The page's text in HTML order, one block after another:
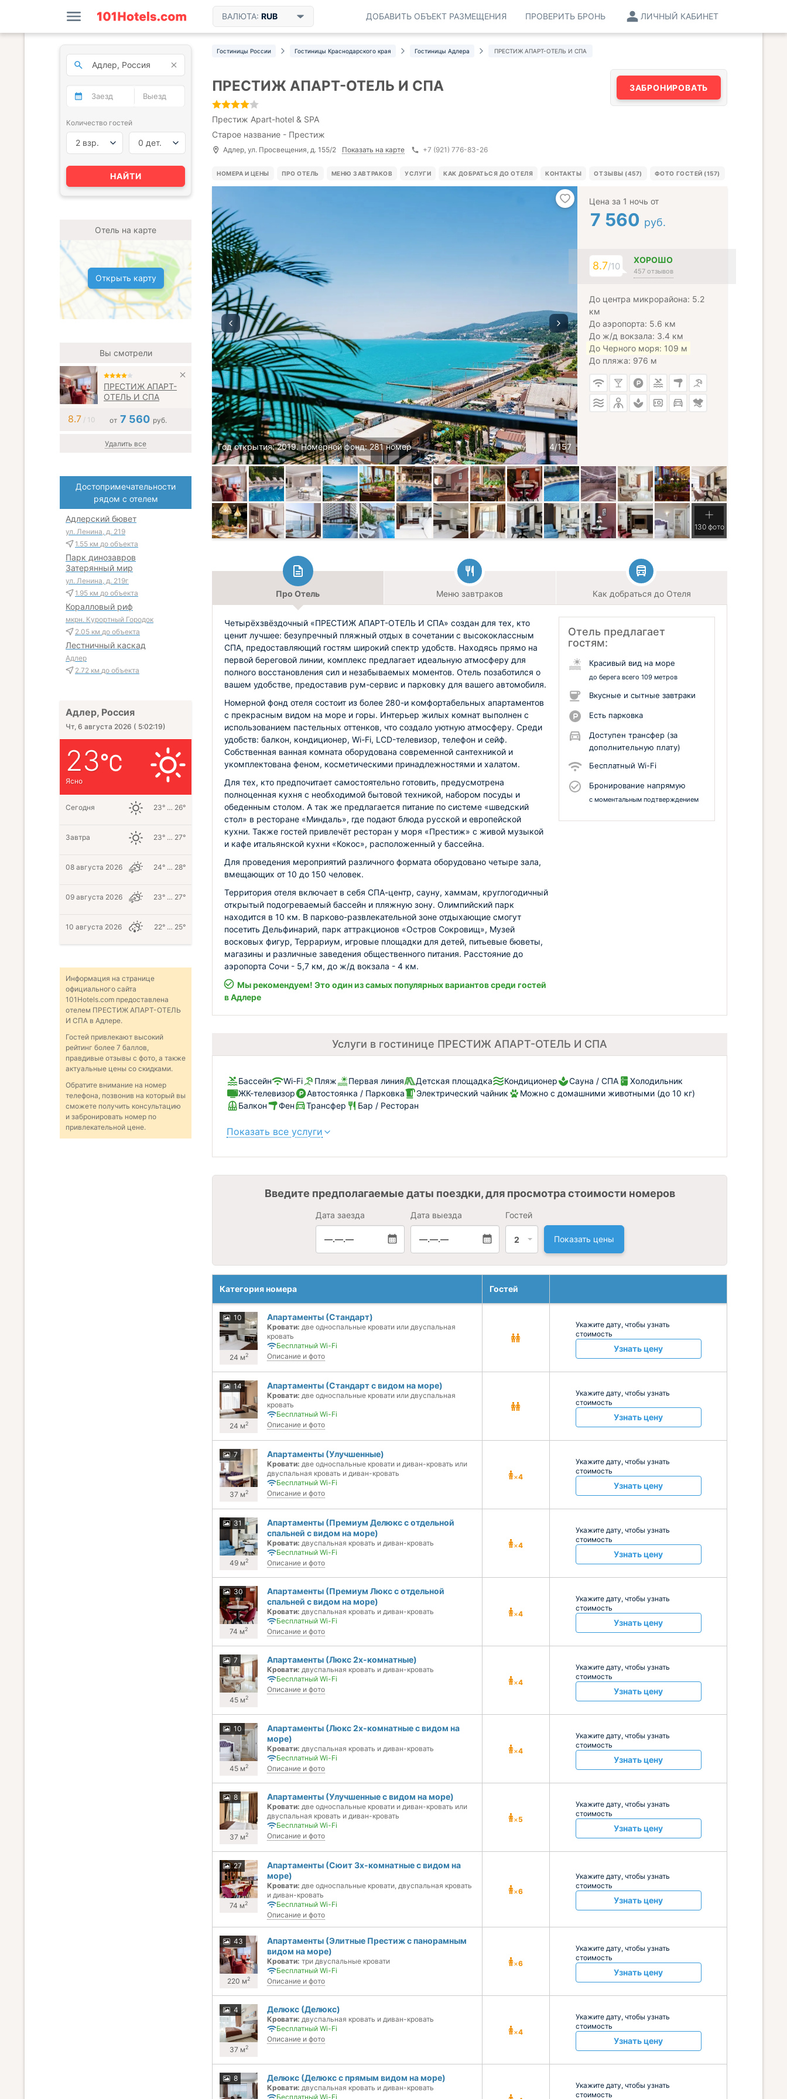
ВАЛЮТА: RUB ЛИЧНЫЙ КАБИНЕТ
ПРОВЕРИТЬ БРОНЬ
ДОБАВИТЬ ОБЪЕКТ РАЗМЕЩЕНИЯ
Гостиницы России Гостиницы Краснодарского края Гостиницы Адлера ПРЕСТИЖ АПАРТ-ОТЕЛЬ И СПА
ПРЕСТИЖ АПАРТ-ОТЕЛЬ И СПА
Престиж Apart-hotel & SPA
Старое название - Престиж
Адлер, ул. Просвещения, д. 155/2 Показать на карте +7 (921) 776-83-26
ЗАБРОНИРОВАТЬ
НОМЕРА И ЦЕНЫ ПРО ОТЕЛЬ МЕНЮ ЗАВТРАКОВ УСЛУГИ КАК ДОБРАТЬСЯ ДО ОТЕЛЯ КОНТАКТЫ ОТЗЫВЫ (457) ФОТО ГОСТЕЙ (157)
Год открытия: 2019. Номерной фонд: 281 номер
Цена за 1 ночь от
7 560 руб.
8.7/10
ХОРОШО
457 отзывов
До центра микрорайона: 5.2
км
До аэропорта: 5.6 км
До ж/д вокзала: 3.4 км
До Черного моря: 109 м
До пляжа: 976 м
130 фото
Про Отель Меню завтраков Как добраться до Отеля
Отель предлагает
гостям:
Красивый вид на море
до берега всего 109 метров
Вкусные и сытные завтраки
Есть парковка
Доступен трансфер (за
дополнительную плату)
Бесплатный Wi-Fi
Бронирование напрямую
с моментальным подтверждением
Четырёхзвёздочный «ПРЕСТИЖ АПАРТ-ОТЕЛЬ И СПА» создан для тех, кто
ценит лучшее: безупречный пляжный отдых в сочетании с высококлассным
СПА, предоставляющий гостям широкий спектр удобств. Находясь прямо на
первой береговой линии, комплекс предлагает идеальную атмосферу для
полного восстановления сил и незабываемых моментов. Отель позаботился о
вашем удобстве, предоставив рум-сервис и парковку для вашего автомобиля.
Номерной фонд отеля состоит из более 280-и комфортабельных апартаментов
с прекрасным видом на море и горы. Интерьер жилых комнат выполнен с
использованием пастельных оттенков, что создало уютную атмосферу. Среди
удобств: балкон, кондиционер, Wi-Fi, LCD-телевизор, телефон и сейф.
Собственная ванная комната оборудована современной сантехникой и
укомплектована феном, косметическими принадлежностями и халатом.
Для тех, кто предпочитает самостоятельно готовить, предусмотрена
полноценная кухня с необходимой бытовой техникой, набором посуды и
обеденным столом. А так же предлагается питание по системе «шведский
стол» в ресторане «Миндаль», где подают блюда русской и европейской
кухни. Также гостей привлечёт ресторан у моря «Престиж» с живой музыкой
и кафе итальянской кухни «Кокос», расположенный у бассейна.
Для проведения мероприятий различного формата оборудовано четыре зала,
вмещающих от 10 до 150 человек.
Территория отеля включает в себя СПА-центр, сауну, хаммам, круглогодичный
открытый подогреваемый бассейн и пляжную зону. Олимпийский парк
находится в 10 км. В парково-развлекательной зоне отдыхающие смогут
посетить Дельфинарий, парк аттракционов «Остров Сокровищ», Музей
восковых фигур, Террариум, игровые площадки для детей, питьевые бюветы,
магазины и различные заведения общественного питания. Расстояние до
аэропорта Сочи - 5,7 км, до ж/д вокзала - 4 км.
Мы рекомендуем! Это один из самых популярных вариантов среди гостей
в Адлере
Услуги в гостинице ПРЕСТИЖ АПАРТ-ОТЕЛЬ И СПА
Бассейн Wi-Fi Пляж Первая линия Детская площадка Кондиционер Сауна / СПА
Холодильник
ЖК-телевизор
Автостоянка / Парковка Электрический чайник
Можно с домашними животными (до 10 кг)
Балкон
Фен Трансфер Бар / Ресторан
Показать все услуги
Введите предполагаемые даты поездки, для просмотра стоимости номеров
Дата заезда
—.—.—
Дата выезда
—.—.—
Гостей
2 Показать цены
Категория номера Гостей
10
24 м2
Апартаменты (Стандарт)
Кровати: две односпальные кровати или двуспальная
кровать
Бесплатный Wi-Fi
Описание и фото
Укажите дату, чтобы узнать
стоимость
Узнать цену
14
24 м2
Апартаменты (Стандарт с видом на море)
Кровати: две односпальные кровати или двуспальная
кровать
Бесплатный Wi-Fi
Описание и фото
Укажите дату, чтобы узнать
стоимость
Узнать цену
7
37 м2
Апартаменты (Улучшенные)
Кровати: две односпальные кровати и диван-кровать или
двуспальная кровать и диван-кровать
Бесплатный Wi-Fi
Описание и фото
×4
Укажите дату, чтобы узнать
стоимость
Узнать цену
31
49 м2
Апартаменты (Премиум Делюкс с отдельной
спальней с видом на море)
Кровати: двуспальная кровать и диван-кровать
Бесплатный Wi-Fi
Описание и фото
×4
Укажите дату, чтобы узнать
стоимость
Узнать цену
30
74 м2
Апартаменты (Премиум Люкс с отдельной
спальней с видом на море)
Кровати: двуспальная кровать и диван-кровать
Бесплатный Wi-Fi
Описание и фото
×4
Укажите дату, чтобы узнать
стоимость
Узнать цену
7
45 м2
Апартаменты (Люкс 2х-комнатные)
Кровати: двуспальная кровать и диван-кровать
Бесплатный Wi-Fi
Описание и фото
×4
Укажите дату, чтобы узнать
стоимость
Узнать цену
10
45 м2
Апартаменты (Люкс 2х-комнатные с видом на
море)
Кровати: двуспальная кровать и диван-кровать
Бесплатный Wi-Fi
Описание и фото
×4
Укажите дату, чтобы узнать
стоимость
Узнать цену
8
37 м2
Апартаменты (Улучшенные с видом на море)
Кровати: две односпальные кровати и диван-кровать или
двуспальная кровать и диван-кровать
Бесплатный Wi-Fi
Описание и фото
×5
Укажите дату, чтобы узнать
стоимость
Узнать цену
27
74 м2
Апартаменты (Сюит 3х-комнатные с видом на
море)
Кровати: две односпальные кровати, двуспальная кровать
и диван-кровать
Бесплатный Wi-Fi
Описание и фото
×6
Укажите дату, чтобы узнать
стоимость
Узнать цену
43
220 м2
Апартаменты (Элитные Престиж с панорамным
видом на море)
Кровати: три двуспальные кровати
Бесплатный Wi-Fi
Описание и фото
×6
Укажите дату, чтобы узнать
стоимость
Узнать цену
4
37 м2
Делюкс (Делюкс)
Кровати: двуспальная кровать и диван-кровать
Бесплатный Wi-Fi
Описание и фото
×4
Укажите дату, чтобы узнать
стоимость
Узнать цену
8 Делюкс (Делюкс с прямым видом на море)
Кровати: двуспальная кровать и диван-кровать
Бесплатный Wi-Fi
Укажите дату, чтобы узнать
стоимость
Количество гостей
2 взр. 0 дет.
НАЙТИ
Отель на карте
Открыть карту
Вы смотрели
ПРЕСТИЖ АПАРТ-
ОТЕЛЬ И СПА
8.7 / 10 от 7 560 руб.
Удалить все
Достопримечательности
рядом с отелем
Адлерский бювет
ул. Ленина, д. 219
1.55 км до объекта
Парк динозавров
Затерянный мир
ул. Ленина, д. 219г
1.95 км до объекта
Коралловый риф
мкрн. Курортный Городок
2.05 км до объекта
Лестничный каскад
Адлер
2.72 км до объекта
Адлер, Россия
Чт, 6 августа 2026 ( 5:02:20)
23
Ясно
Сегодня 23° … 26°
Завтра 23° … 27°
08 августа 2026 24° … 28°
09 августа 2026 23° … 27°
10 августа 2026 22° … 25°
Информация на странице
официального сайта
101Hotels.com предоставлена
отелем ПРЕСТИЖ АПАРТ-ОТЕЛЬ
И СПА в Адлере.
Гостей привлекают высокий
рейтинг более 7 баллов,
правдивые отзывы с фото, а также
актуальные цены со скидками.
Обратите внимание на номер
телефона, позвонив на который вы
сможете получить консультацию
и забронировать номер по
привлекательной цене.